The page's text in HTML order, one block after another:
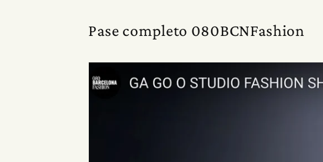
Pase completo 080BCNFashion